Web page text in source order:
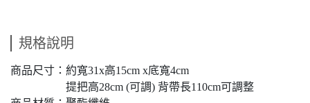
規格說明
商品尺寸：約寬31x高15cm x底寬4cm
提把高28cm (可調) 背帶長110cm可調整